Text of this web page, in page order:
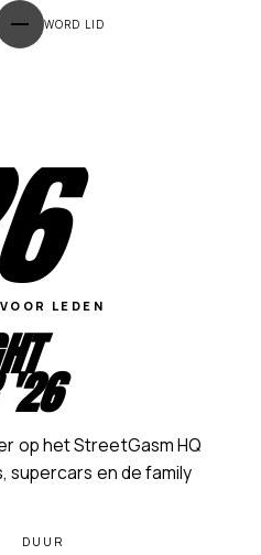
WORD LID
LEDEN
'26
op het StreetGasm HQ
supercars en de family
DUUR